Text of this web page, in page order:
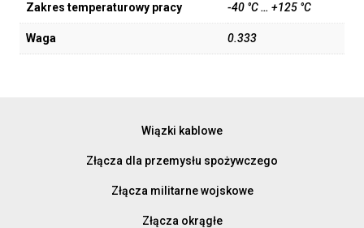
Zakres temperaturowy pracy -40 °C … +125 °C
Waga 0.333
Wiązki kablowe
Złącza dla przemysłu spożywczego
Złącza militarne wojskowe
Złącza okrągłe